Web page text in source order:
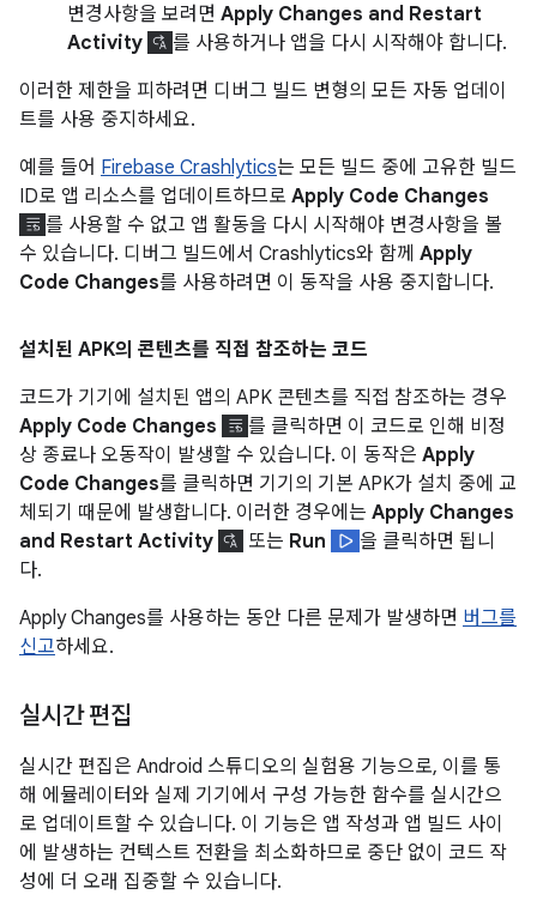
변경사항을 보려면 Apply Changes and Restart
Activity
를 사용하거나 앱을 다시 시작해야 합니다.
이러한 제한을 피하려면 디버그 빌드 변형의 모든 자동 업데이
트를 사용 중지하세요.
예를 들어 Firebase Crashlytics는 모든 빌드 중에 고유한 빌드
ID로 앱 리소스를 업데이트하므로 Apply Code Changes
를 사용할 수 없고 앱 활동을 다시 시작해야 변경사항을 볼
수 있습니다. 디버그 빌드에서 Crashlytics와 함께 Apply
Code Changes를 사용하려면 이 동작을 사용 중지합니다.
설치된 APK의 콘텐츠를 직접 참조하는 코드
코드가 기기에 설치된 앱의 APK 콘텐츠를 직접 참조하는 경우
Apply Code Changes
를 클릭하면 이 코드로 인해 비정
상 종료나 오동작이 발생할 수 있습니다. 이 동작은 Apply
Code Changes를 클릭하면 기기의 기본 APK가 설치 중에 교
체되기 때문에 발생합니다. 이러한 경우에는 Apply Changes
and Restart Activity
또는 Run
을 클릭하면 됩니
다.
Apply Changes를 사용하는 동안 다른 문제가 발생하면 버그를
신고하세요.
실시간 편집
실시간 편집은 Android 스튜디오의 실험용 기능으로, 이를 통
해 에뮬레이터와 실제 기기에서 구성 가능한 함수를 실시간으
로 업데이트할 수 있습니다. 이 기능은 앱 작성과 앱 빌드 사이
에 발생하는 컨텍스트 전환을 최소화하므로 중단 없이 코드 작
성에 더 오래 집중할 수 있습니다.